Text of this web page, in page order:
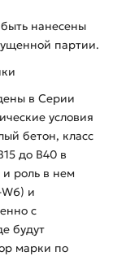
нанесены
партии.
в Серии
условия
бетон, класс
до В40 в
и роль в нем
и
с
будут
марки по